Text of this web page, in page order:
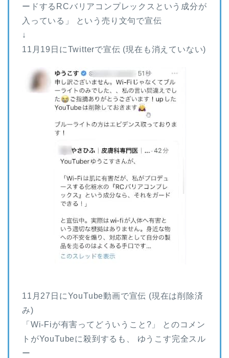
ードするRCバリアコンプレックスという成分が
入っている」 という売り文句で宣伝
↓
11月19日にTwitterで宣伝 (現在も消えていない)
11月27日にYouTube動画で宣伝 (現在は削除済
み)
「Wi-Fiが有害ってどういうこと?」 とのコメン
トがYouTubeに殺到するも、 ゆうこす完全スル
ー